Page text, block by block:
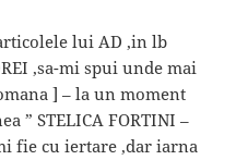
lui AD ,in lb
,sa-mi spui unde mai
] – la un moment
” STELICA FORTINI –
fie cu iertare ,dar iarna